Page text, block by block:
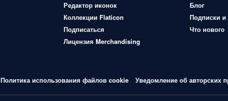
Редактор иконок
Коллекции Flaticon
Подписаться
Лицензия Merchandising
Блог
Подписки
Что нового
Политика использования файлов cookie Уведомление об авторских